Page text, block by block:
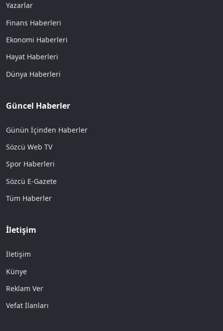
Yazarlar
Finans Haberleri
Ekonomi Haberleri
Hayat Haberleri
Dünya Haberleri
Güncel Haberler
Günün İçinden Haberler
Sözcü Web TV
Spor Haberleri
Sözcü E-Gazete
Tüm Haberler
İletişim
İletişim
Künye
Reklam Ver
Vefat İlanları